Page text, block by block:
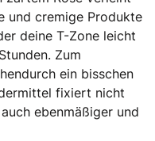
und cremige Produkte
deine T-Zone leicht
Zum
ein bisschen
fixiert nicht
ebenmäßiger und